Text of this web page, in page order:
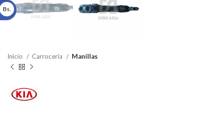
Inicio Carrocería Manillas
Bs.